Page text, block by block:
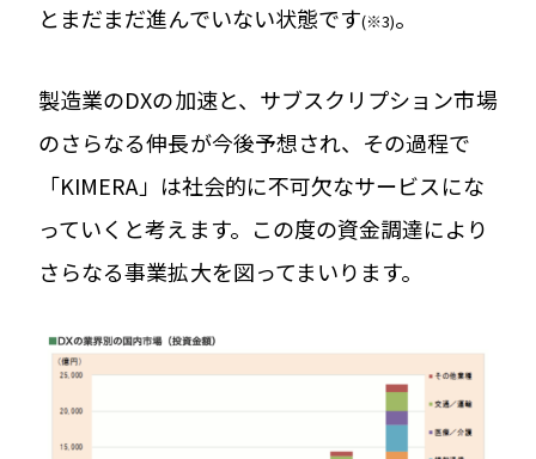
とまだまだ進んでいない状態です(※3)。
製造業のDXの加速と、サブスクリプション市場
のさらなる伸長が今後予想され、その過程で
「KIMERA」は社会的に不可欠なサービスにな
っていくと考えます。この度の資金調達により
さらなる事業拡大を図ってまいります。